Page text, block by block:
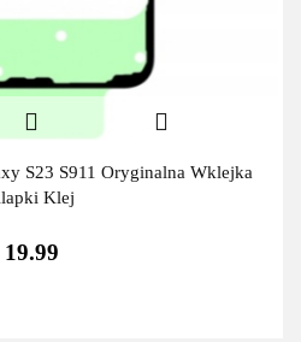
S23 S911 Oryginalna Wklejka
Klej
19.99